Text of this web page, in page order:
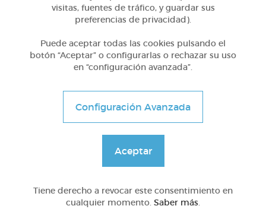
YA. ...
visitas, fuentes de tráfico, y guardar sus
preferencias de privacidad).
Puede aceptar todas las cookies pulsando el
botón “Aceptar” o configurarlas o rechazar su uso
en “configuración avanzada”.
Configuración Avanzada
Aceptar
Tiene derecho a revocar este consentimiento en
cualquier momento. Saber más.